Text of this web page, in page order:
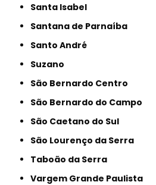
Santa Isabel
Santana de Parnaíba
Santo André
Suzano
São Bernardo Centro
São Bernardo do Campo
São Caetano do Sul
São Lourenço da Serra
Taboão da Serra
Vargem Grande Paulista